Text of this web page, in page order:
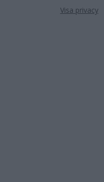
Visa privacy